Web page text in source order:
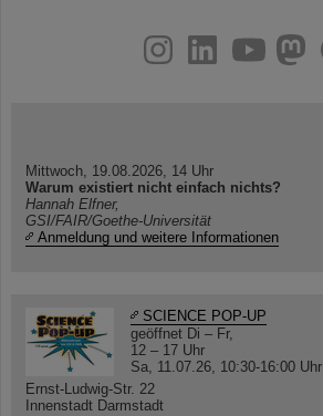
youtube
helmholtz.social
facebook
Mittwoch, 19.08.2026, 14 Uhr
Warum existiert nicht einfach nichts?
Hannah Elfner,
GSI/FAIR/Goethe-Universität
Anmeldung und weitere Informationen
SCIENCE POP-UP
geöffnet Di – Fr,
12 – 17 Uhr
Sa, 11.07.26, 10:30-16:00 Uhr
Ernst-Ludwig-Str. 22
Innenstadt Darmstadt